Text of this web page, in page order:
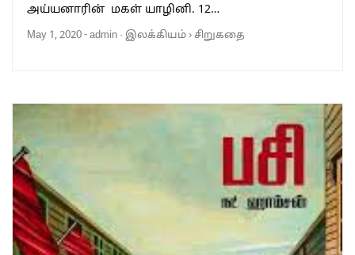
அய்யனாரின் மகள் யாழினி. 12…
May 1, 2020-admin · இலக்கியம்›சிறுகதை